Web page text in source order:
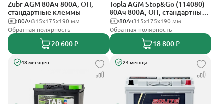
Zubr AGM 80Ач 800А, ОП,
стандартные клеммы
315x175x190 мм
80Ач
Обратная полярность
20 600 ₽
Topla AGM Stop&Go (114080)
80Ач 800А, ОП, стандартные
клеммы315x175x190 мм
80Ач
Обратная полярность
18 800 ₽
48 месяцев 24 месяца